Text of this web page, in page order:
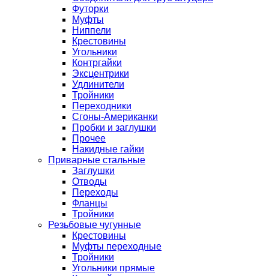
Футорки
Муфты
Ниппели
Крестовины
Угольники
Контргайки
Эксцентрики
Удлинители
Тройники
Переходники
Сгоны-Американки
Пробки и заглушки
Прочее
Накидные гайки
Приварные стальные
Заглушки
Отводы
Переходы
Фланцы
Тройники
Резьбовые чугунные
Крестовины
Муфты переходные
Тройники
Угольники прямые